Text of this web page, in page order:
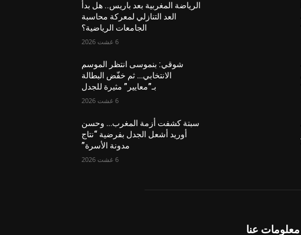
الرياضة المغربية بعد باريس.. هل بدأ
العد التنازلي لمعركة محاسبة
الجامعات الرياضية؟
6 غشت 2026
شوقي: بنموسى انتظر الموسم
الانتخابي… ثم خفّض البطالة
بـ”معايير” مثيرة للجدل
6 غشت 2026
سبتة كشفت أزمة المغرب… وحسن
أوريد أشعل الجدل بفرضية “نتاج
مدونة الأسرة”
6 غشت 2026
معلومات عنا